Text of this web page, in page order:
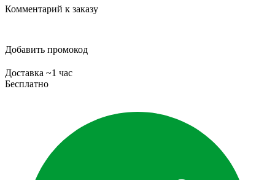
Комментарий к заказу
Добавить промокод
Доставка ~1 час
Бесплатно